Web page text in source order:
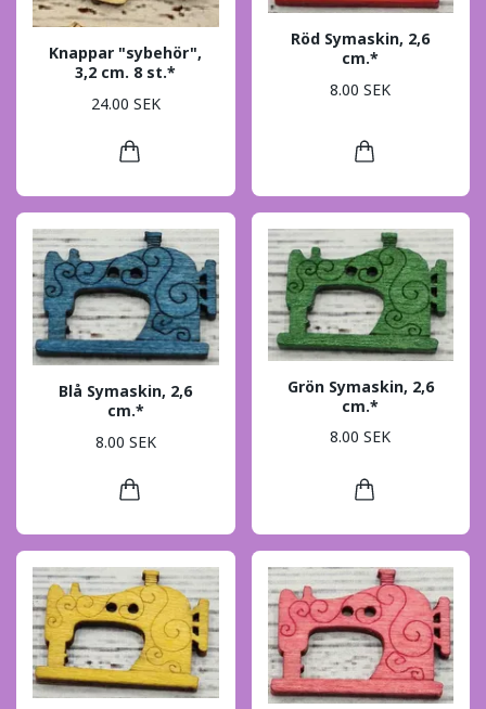
Knappar "sybehör",
3,2 cm. 8 st.*
24.00 SEK
Röd Symaskin, 2,6
cm.*
8.00 SEK
Blå Symaskin, 2,6
cm.*
8.00 SEK
Grön Symaskin, 2,6
cm.*
8.00 SEK